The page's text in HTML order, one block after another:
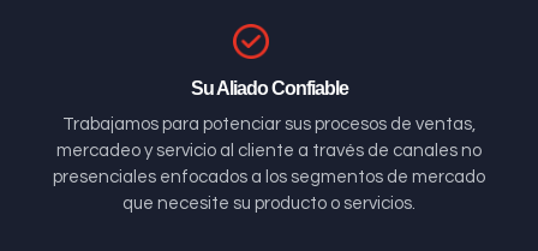
Su Aliado Confiable
Trabajamos para potenciar sus procesos de ventas,
mercadeo y servicio al cliente a través de canales no
presenciales enfocados a los segmentos de mercado
que necesite su producto o servicios.